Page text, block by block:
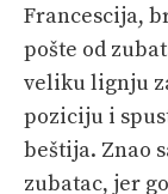
Francescija,
pošte od
veliku lignju
poziciju i
beštija. Znao
zubatac, jer